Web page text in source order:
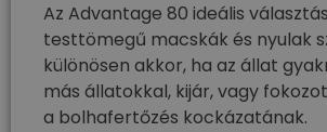
Az Advantage 80 ideális
testtömegű macskák és nyulak
különösen akkor, ha az állat
más állatokkal, kijár, vagy
a bolhafertőzés kockázatának.